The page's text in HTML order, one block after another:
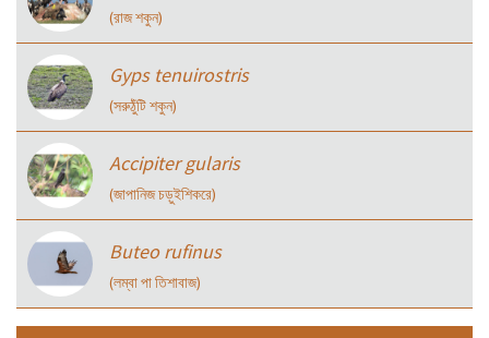
(রাজ শকুন)
Gyps tenuirostris
(সরুঠুঁটি শকুন)
Accipiter gularis
(জাপানিজ চড়ুইশিকরে)
Buteo rufinus
(লম্বা পা তিশাবাজ)